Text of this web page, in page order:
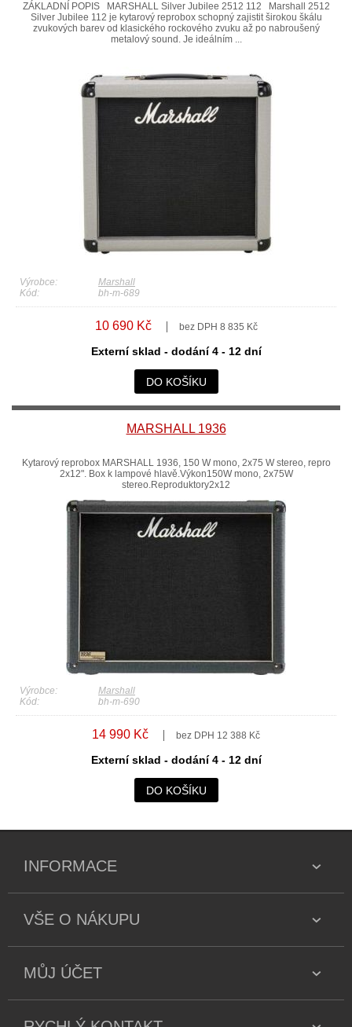
ZÁKLADNÍ POPIS MARSHALL Silver Jubilee 2512 112 Marshall 2512
Silver Jubilee 112 je kytarový reprobox schopný zajistit širokou škálu
zvukových barev od klasického rockového zvuku až po nabroušený
metalový sound. Je ideálním ...
Výrobce:
Marshall
Kód:
bh-m-689
10 690 Kč bez DPH 8 835 Kč
Externí sklad - dodání 4 - 12 dní
DO KOŠÍKU
MARSHALL 1936
Kytarový reprobox MARSHALL 1936, 150 W mono, 2x75 W stereo, repro
2x12". Box k lampové hlavě.Výkon150W mono, 2x75W
stereo.Reproduktory2x12
Výrobce:
Marshall
Kód:
bh-m-690
14 990 Kč bez DPH 12 388 Kč
Externí sklad - dodání 4 - 12 dní
DO KOŠÍKU
INFORMACE
VŠE O NÁKUPU
MŮJ ÚČET